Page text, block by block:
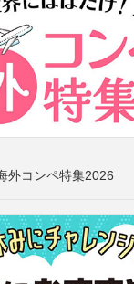
外コンペ特集2026